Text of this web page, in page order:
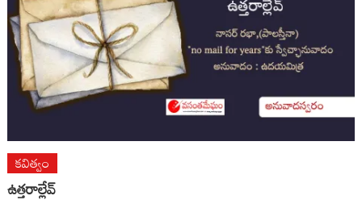
కవిత్వం
ఉత్తరాల్లేవ్